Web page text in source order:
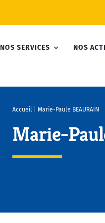
NOS SERVICES NOS
Accueil| Marie-Paule BEAURAIN
Marie-